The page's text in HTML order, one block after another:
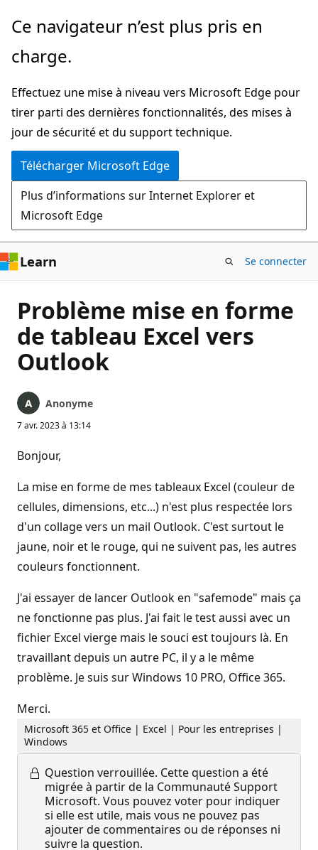
Passer
directement
au
principal
Ce navigateur n’est plus pris en
charge.
Effectuez une mise à niveau vers Microsoft Edge pour
tirer parti des dernières fonctionnalités, des mises à
jour de sécurité et du support technique.
Télécharger Microsoft Edge
Plus d’informations sur Internet Explorer et
Microsoft Edge
Learn Se connecter
Problème mise en forme
de tableau Excel vers
Outlook
Anonyme
7 avr. 2023 à 13:14
Bonjour,
La mise en forme de mes tableaux Excel (couleur de
cellules, dimensions, etc...) n'est plus respectée lors
d'un collage vers un mail Outlook. C'est surtout le
jaune, noir et le rouge, qui ne suivent pas, les autres
couleurs fonctionnent.
J'ai essayer de lancer Outlook en "safemode" mais ça
ne fonctionne pas plus. J'ai fait le test aussi avec un
fichier Excel vierge mais le souci est toujours là. En
travaillant depuis un autre PC, il y a le même
problème. Je suis sur Windows 10 PRO, Office 365.
Merci.
Microsoft 365 et Office | Excel | Pour les entreprises |
Windows
Question verrouillée. Cette question a été
migrée à partir de la Communauté Support
Microsoft. Vous pouvez voter pour indiquer
si elle est utile, mais vous ne pouvez pas
ajouter de commentaires ou de réponses ni
suivre la question.